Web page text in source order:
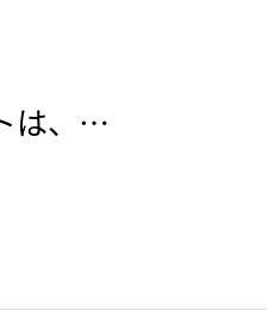
は、…